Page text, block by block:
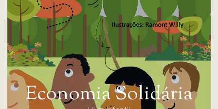
EconomiaSolidária